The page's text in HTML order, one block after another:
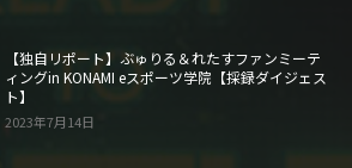
【独自リポート】ぶゅりる＆れたすファンミーテ
ィングin KONAMI eスポーツ学院【採録ダイジェス
ト】
2023年7月14日